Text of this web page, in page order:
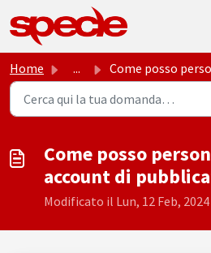
Salta al contenuto principale
Home ... Come posso personalizzare il mio account di pubblicazione...
Come posso
account di
Modificato il Lun, 12 Feb, 2024